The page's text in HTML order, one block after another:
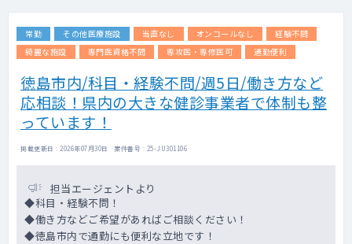
常勤 その他医療施設 当直なし オンコールなし
経験不問
綺麗な施設
専門医資格不問 専攻医・専修医可 通勤便利
徳島市内/科目・経験不問/週5日/働き方など
応相談！県内の大きな健診事業者で体制も整
っています！
掲載更新日 : 2026年07月30日 案件番号 : 25-JU301106
担当エージェントより
◆科目・経験不問！
◆働き方などご希望があればご相談ください！
◆徳島市内で通勤にも便利な立地です！